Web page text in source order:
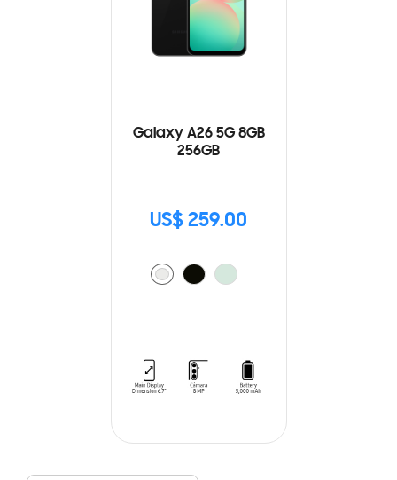
Galaxy A26 5G 8GB
256GB
US$ 259.00